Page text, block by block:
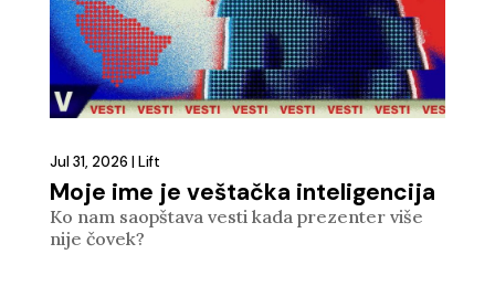
Moje ime je veštačka inteligencija
Jul 31, 2026 | Lift
Ko nam saopštava vesti kada prezenter više
nije čovek?